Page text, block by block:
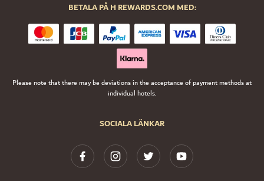
SOCIALA LÄNKAR
BETALA PÅ H REWARDS.COM MED:
Please note that there may be deviations in the acceptance of payment methods at
individual hotels.